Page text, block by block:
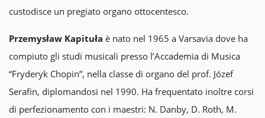
custodisce un pregiato organo ottocentesco.
Przemysław Kapituła è nato nel 1965 a Varsavia dove ha
compiuto gli studi musicali presso l’Accademia di Musica
“Fryderyk Chopin”, nella classe di organo del prof. Józef
Serafin, diplomandosi nel 1990. Ha frequentato inoltre corsi
di perfezionamento con i maestri: N. Danby, D. Roth, M.